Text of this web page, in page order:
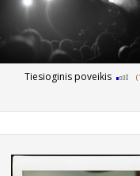
Tiesioginis poveikis